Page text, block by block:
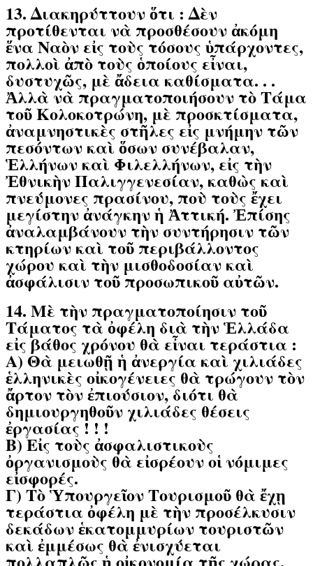
13. Διακηρύττουν ὅτι : Δὲν
προτίθενται νὰ προσθέσουν ἀκόμη
ἕνα Ναὸν εἰς τοὺς τόσους ὑπάρχοντες,
πολλοὶ ἀπὸ τοὺς ὁποίους εἶναι,
δυστυχῶς, μὲ ἄδεια καθίσματα. . .
Ἀλλὰ νὰ πραγματοποιήσουν τὸ Τάμα
τοῦ Κολοκοτρώνη, μὲ προσκτίσματα,
ἀναμνηστικὲς στῆλες εἰς μνήμην τῶν
πεσόντων καὶ ὅσων συνέβαλαν,
Ἑλλήνων καὶ Φιλελλήνων, εἰς τὴν
Ἐθνικὴν Παλιγγενεσίαν, καθὼς καὶ
πνεύμονες πρασίνου, ποὺ τοὺς ἔχει
μεγίστην ἀνάγκην ἡ Ἀττική. Ἐπίσης
ἀναλαμβάνουν τὴν συντήρησιν τῶν
κτηρίων καὶ τοῦ περιβάλλοντος
χώρου καὶ τὴν μισθοδοσίαν καὶ
ἀσφάλισιν τοῦ προσωπικοῦ αὐτῶν.
14. Μὲ τὴν πραγματοποίησιν τοῦ
Τάματος τὰ ὀφέλη διὰ τὴν Ἑλλάδα
εἰς βάθος χρόνου θὰ εἶναι τεράστια :
A) Θὰ μειωθῇ ἡ ἀνεργία καὶ χιλιάδες
ἑλληνικὲς οἰκογένειες θὰ τρώγουν τὸν
ἄρτον τὸν ἐπιούσιον, διότι θὰ
δημιουργηθοῦν χιλιάδες θέσεις
ἐργασίας ! ! !
Β) Εἰς τοὺς ἀσφαλιστικοὺς
ὀργανισμοὺς θὰ εἰσρέουν οἱ νόμιμες
εἰσφορές.
Γ) Τὸ Ὑπουργεῖον Τουρισμοῦ θὰ ἔχῃ
τεράστια ὀφέλη μὲ τὴν προσέλκυσιν
δεκάδων ἑκατομμυρίων τουριστῶν
καὶ ἐμμέσως θὰ ἐνισχύεται